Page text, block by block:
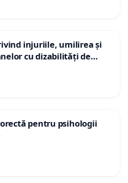
injuriile, umilirea și
cu dizabilități de
„Gorici”
pentru psihologii